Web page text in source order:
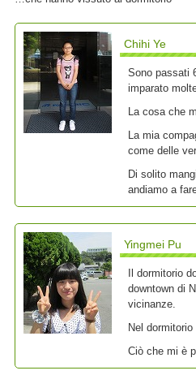
Chihi Ye
Sono passati
imparato
La cosa che
La mia
come delle
Di solito
andiamo a
Yingmei Pu
Il dormitorio
downtown di
vicinanze.
Nel
Ciò che mi è